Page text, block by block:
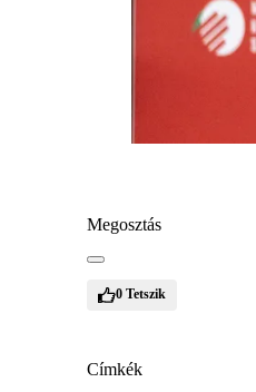
Megosztás
0 Tetszik
Címkék